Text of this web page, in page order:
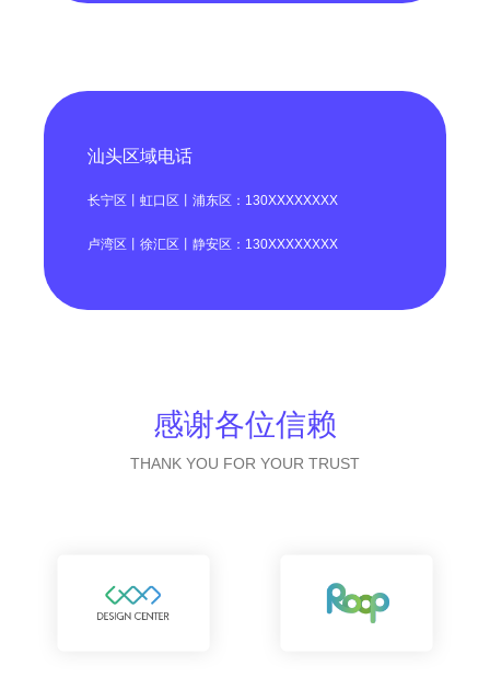
汕头区域电话
长宁区丨虹口区丨浦东区：130XXXXXXXX
卢湾区丨徐汇区丨静安区：130XXXXXXXX
感谢各位信赖
THANK YOU FOR YOUR TRUST